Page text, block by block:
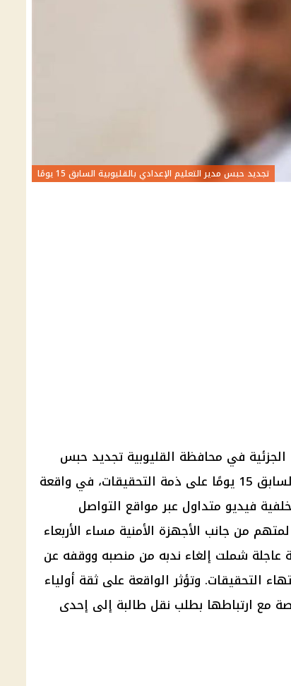
تجديد حبس مدير التعليم الإعدادي بالقليوبية السابق 15 يومًا
في محافظة القليوبية تجديد حبس
يومًا على ذمة
التحقيقات، في واقعة
فيديو متداول عبر مواقع التواصل
من جانب الأجهزة الأمنية مساء الأربعاء
عاجلة شملت إلغاء ندبه من منصبه ووقفه عن
التحقيقات. وتؤثر الواقعة على ثقة أولياء
مع ارتباطها بطلب نقل طالبة إلى إحدى